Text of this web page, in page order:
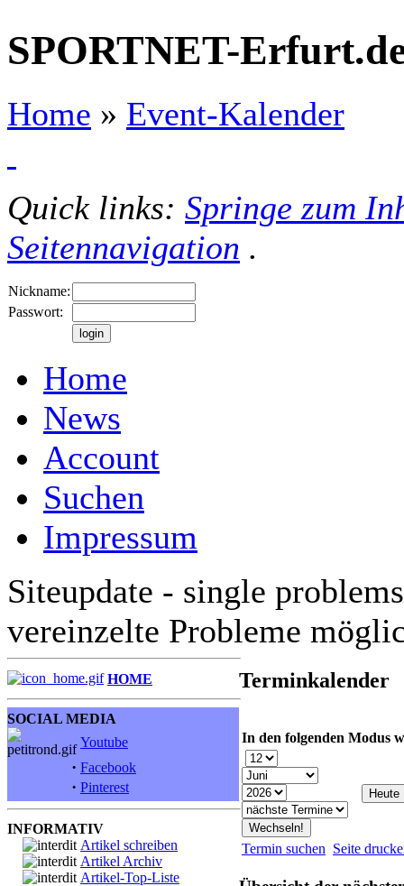
SPORTNET-
Home » Event-Kalender
Quick links: Springe zum
Seitennavigation .
Nickname:
Passwort:
Home
News
Account
Suchen
Impressum
Siteupdate - single
vereinzelte Probleme
HOME
SOCIAL MEDIA
Youtube
· Facebook
· Pinterest
INFORMATIV
Artikel schreiben
Artikel Archiv
Artikel-Top-Liste
Terminkalender
In den folgenden Modus
Termin suchen Seite